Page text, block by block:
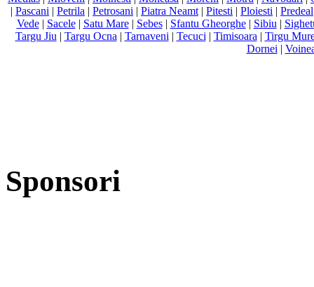
| Pascani | Petrila | Petrosani | Piatra Neamt | Pitesti | Ploiesti | Predeal
Vede| Sacele| Satu Mare| Sebes| Sfantu Gheorghe| Sibiu |
Targu Jiu | Targu Ocna | Tarnaveni | Tecuci | Timisoara | Tirgu
Dornei |
Sponsori